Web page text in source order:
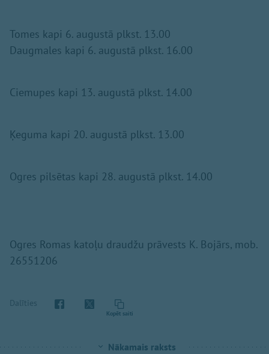
Tomes kapi 6. augustā plkst. 13.00
Daugmales kapi 6. augustā plkst. 16.00
Ciemupes kapi 13. augustā plkst. 14.00
Ķeguma kapi 20. augustā plkst. 13.00
Ogres pilsētas kapi 28. augustā plkst. 14.00
Ogres Romas katoļu draudžu prāvests K. Bojārs, mob.
26551206
Dalīties
Kopēt saiti
Nākamais raksts